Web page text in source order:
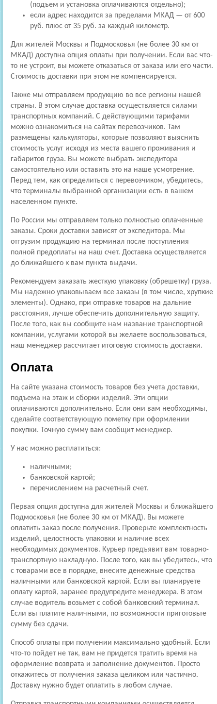
(подъем и установка оплачиваются отдельно);
если адрес находится за пределами МКАД — от 600
руб. плюс от 35 руб. за каждый километр.
Для жителей Москвы и Подмосковья (не более 30 км от
МКАД) доступна опция оплаты при получении. Если вас что-
то не устроит, вы можете отказаться от заказа или его части.
Стоимость доставки при этом не компенсируется.
Также мы отправляем продукцию во все регионы нашей
страны. В этом случае доставка осуществляется силами
транспортных компаний. С действующими тарифами
можно ознакомиться на сайтах перевозчиков. Там
размещены калькуляторы, которые позволяют выяснить
стоимость услуг исходя из места вашего проживания и
габаритов груза. Вы можете выбрать экспедитора
самостоятельно или оставить это на наше усмотрение.
Перед тем, как определиться с перевозчиком, убедитесь,
что терминалы выбранной организации есть в вашем
населенном пункте.
По России мы отправляем только полностью оплаченные
заказы. Сроки доставки зависят от экспедитора. Мы
отгрузим продукцию на терминал после поступления
полной предоплаты на наш счет. Доставка осуществляется
до ближайшего к вам пункта выдачи.
Рекомендуем заказать жесткую упаковку (обрешетку) груза.
Мы надежно упаковываем все заказы (в том числе, хрупкие
элементы). Однако, при отправке товаров на дальние
расстояния, лучше обеспечить дополнительную защиту.
После того, как вы сообщите нам название транспортной
компании, услугами которой вы желаете воспользоваться,
наш менеджер рассчитает итоговую стоимость доставки.
Оплата
На сайте указана стоимость товаров без учета доставки,
подъема на этаж и сборки изделий. Эти опции
оплачиваются дополнительно. Если они вам необходимы,
сделайте соответствующую пометку при оформлении
покупки. Точную сумму вам сообщит менеджер.
У нас можно расплатиться:
наличными;
банковской картой;
перечислением на расчетный счет.
Первая опция доступна для жителей Москвы и ближайшего
Подмосковья (не более 30 км от МКАД). Вы можете
оплатить заказ после получения. Проверьте комплектность
изделий, целостность упаковки и наличие всех
необходимых документов. Курьер предъявит вам товарно-
транспортную накладную. После того, как вы убедитесь, что
с товарами все в порядке, внесите денежные средства
наличными или банковской картой. Если вы планируете
оплату картой, заранее предупредите менеджера. В этом
случае водитель возьмет с собой банковский терминал.
Если вы платите наличными, по возможности приготовьте
сумму без сдачи.
Способ оплаты при получении максимально удобный. Если
что-то пойдет не так, вам не придется тратить время на
оформление возврата и заполнение документов. Просто
откажитесь от получения заказа целиком или частично.
Доставку нужно будет оплатить в любом случае.